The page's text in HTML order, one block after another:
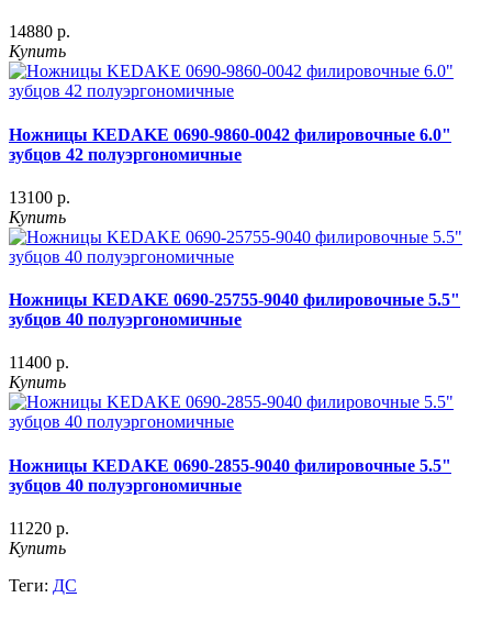
14880 р.
Купить
Ножницы KEDAKE 0690-9860-0042 филировочные 6.0"
зубцов 42 полуэргономичные
13100 р.
Купить
Ножницы KEDAKE 0690-25755-9040 филировочные 5.5"
зубцов 40 полуэргономичные
11400 р.
Купить
Ножницы KEDAKE 0690-2855-9040 филировочные 5.5"
зубцов 40 полуэргономичные
11220 р.
Купить
Теги: ДС